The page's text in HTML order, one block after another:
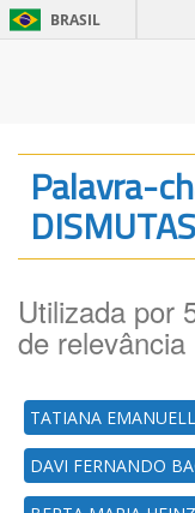
BRASIL
Palavra-
Utilizada por
de relevância
TATIANA
DAVI FERNANDO